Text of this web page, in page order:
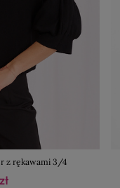
z rękawami 3/4